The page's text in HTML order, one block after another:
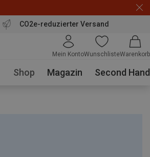
CO2e-reduzierter Versand
Mein KontoWunschlisteWarenkorb
Shop Magazin Second Hand